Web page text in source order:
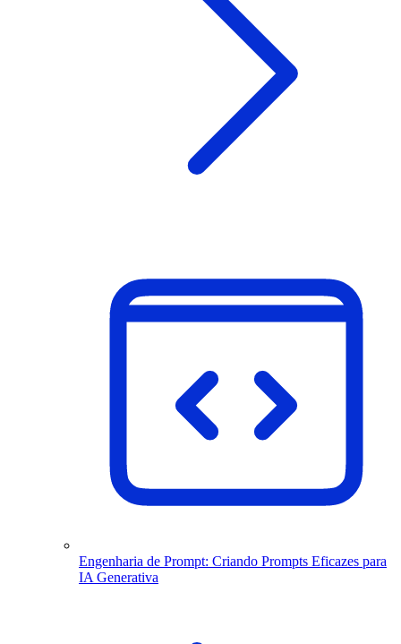
Engenharia de Prompt: Criando Prompts Eficazes para
IA Generativa